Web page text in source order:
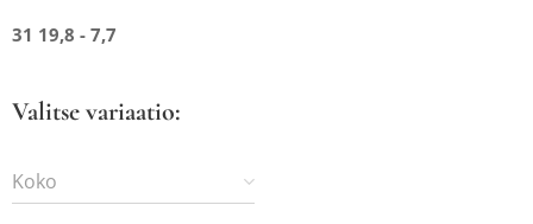
31 19,8 - 7,7
Valitse variaatio:
Koko